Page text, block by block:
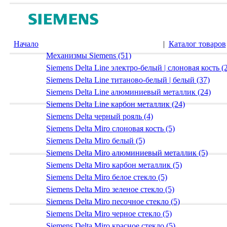
Начало | Каталог товаров
Механизмы Siemens (51)
Siemens Delta Line электро-белый | слоновая кость
Siemens Delta Line титаново-белый | белый (37)
Siemens Delta Line алюминиевый металлик (24)
Siemens Delta Line карбон металлик (24)
Siemens Delta черный рояль (4)
Siemens Delta Miro слоновая кость (5)
Siemens Delta Miro белый (5)
Siemens Delta Miro алюминиевый металлик (5)
Siemens Delta Miro карбон металлик (5)
Siemens Delta Miro белое стекло (5)
Siemens Delta Miro зеленое стекло (5)
Siemens Delta Miro песочное стекло (5)
Siemens Delta Miro черное стекло (5)